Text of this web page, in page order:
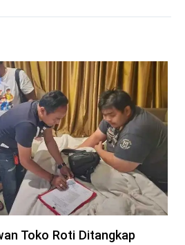
Toko Roti Ditangkap